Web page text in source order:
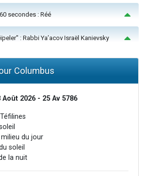
secondes : Réé
: Rabbi Ya’acov Israël Kanievsky
Columbus
Août 2026 - 25 Av 5786
du jour
soleil
la nuit